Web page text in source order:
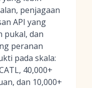
penjagaan
API yang
pukal, dan
peranan
pada skala:
40,000+
dan 10,000+